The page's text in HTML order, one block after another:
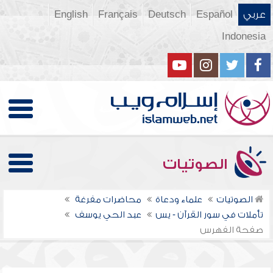
عربي Español
Deutsch
Français
English
Indonesia
الصوتيات
الصوتيات علماء ودعاة
محاضرات مفرغة
تأملات في سور القرآن - يس
عبد الحي يوسف
صفحة الفهرس